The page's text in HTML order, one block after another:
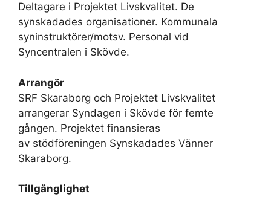
Deltagare i Projektet Livskvalitet. De
synskadades organisationer. Kommunala
syninstruktörer/motsv. Personal vid
Syncentralen i Skövde.
Arrangör
SRF Skaraborg och Projektet Livskvalitet
arrangerar Syndagen i Skövde för femte
gången. Projektet finansieras
av stödföreningen Synskadades Vänner
Skaraborg.
Tillgänglighet